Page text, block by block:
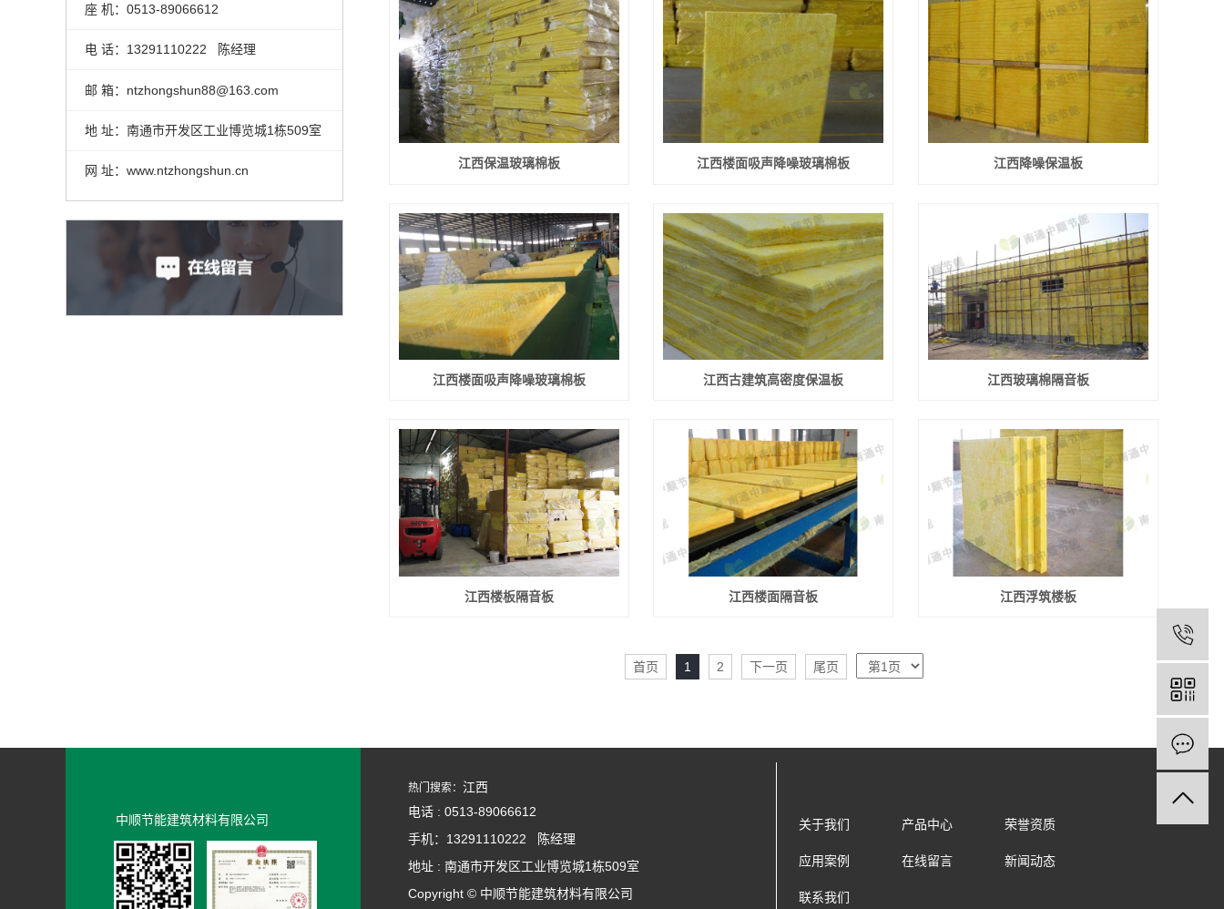
座 机：0513-89066612
电 话：13291110222 陈经理
邮 箱：ntzhongshun88@163.com
地 址：南通市开发区工业博览城1栋509室
网 址：www.ntzhongshun.cn
江西保温玻璃棉板 江西楼面吸声降噪玻璃棉板 江西降噪保温板
江西楼面吸声降噪玻璃棉板 江西古建筑高密度保温板 江西玻璃棉隔音板
江西楼板隔音板 江西楼面隔音板 江西浮筑楼板
首页 1 2 下一页 尾页
中顺节能建筑材料有限公司
热门搜索： 江西
电话 : 0513-89066612
手机：13291110222 陈经理
地址 : 南通市开发区工业博览城1栋509室
Copyright © 中顺节能建筑材料有限公司
关于我们 产品中心 荣誉资质
应用案例 在线留言 新闻动态
联系我们